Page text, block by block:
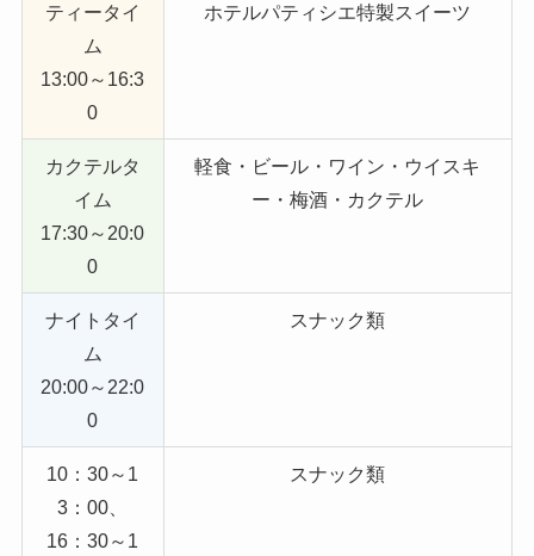
ティータイ
ム
13:00～16:3
0
ホテルパティシエ特製スイーツ
カクテルタ
イム
17:30～20:0
0
軽食・ビール・ワイン・ウイスキ
ー・梅酒・カクテル
ナイトタイ
ム
20:00～22:0
0
スナック類
10：30～1
3：00、
16：30～1
スナック類